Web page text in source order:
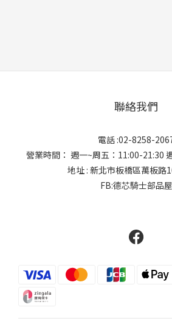
聯絡我們
電話 :02-8258-
營業時間： 週一~周五：11:00-21:30
地址 : 新北市板橋區萬板路
FB:德芯騎士部品屋